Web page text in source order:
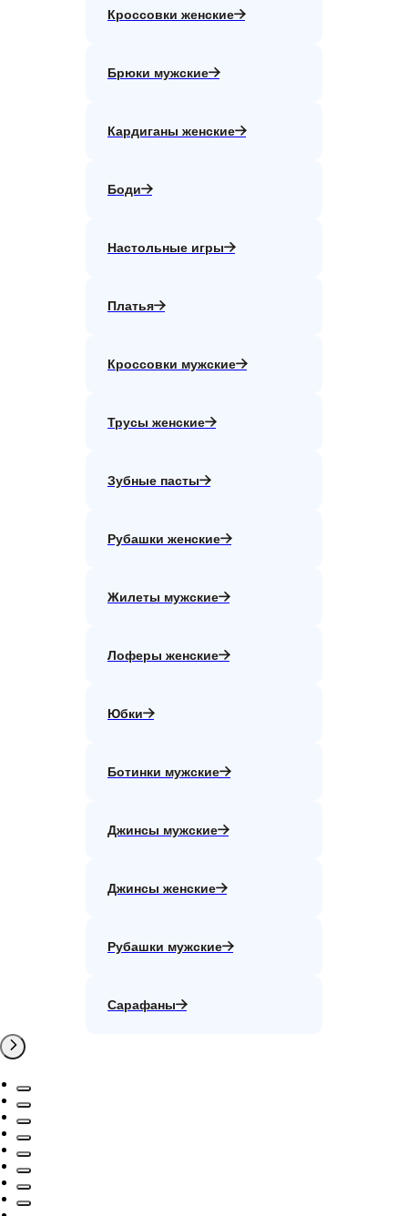
Кроссовки женские
Брюки мужские
Кардиганы женские
Боди
Настольные игры
Платья
Кроссовки мужские
Трусы женские
Зубные пасты
Рубашки женские
Жилеты мужские
Лоферы женские
Юбки
Ботинки мужские
Джинсы мужские
Джинсы женские
Рубашки мужские
Сарафаны